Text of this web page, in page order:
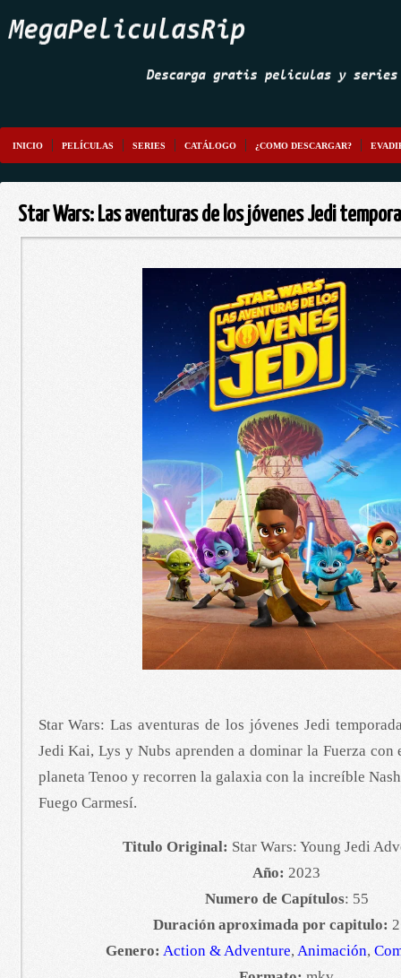
INICIO PELÍCULAS SERIES CATÁLOGO ¿COMO DESCARGAR?
Star Wars: Las aventuras de los jóvenes Jedi
Star Wars: Las aventuras de los jóvenes Jedi
Jedi Kai, Lys y Nubs aprenden a dominar la Fuerza con
planeta Tenoo y recorren la galaxia con la increíble
Fuego Carmesí.
Titulo Original: Star Wars: Young Jedi
Año: 2023
Numero de Capítulos: 55
Duración aproximada por capitulo:
Genero: Action & Adventure,Animación,